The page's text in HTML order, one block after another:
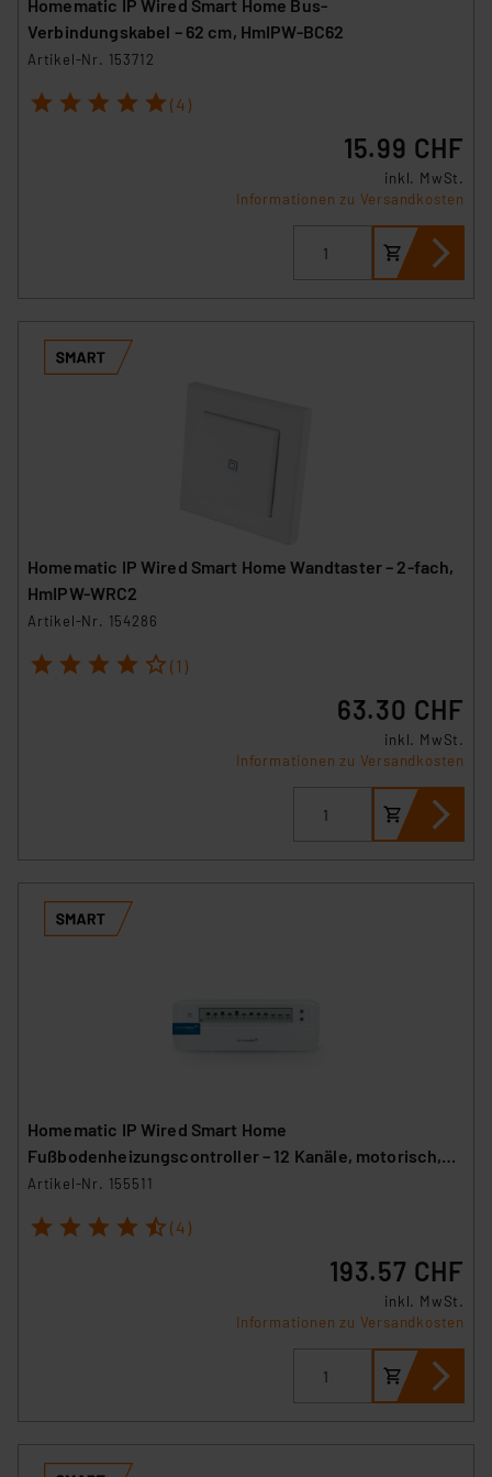
Homematic IP Wired Smart Home Bus-
Verbindungskabel – 62 cm, HmIPW-BC62
Artikel-Nr. 153712
1 2 3 4 5 (4)
15.99 CHF
inkl. MwSt.
Informationen zu Versandkosten
Homematic IP Wired Smart Home Wandtaster – 2-fach,
HmIPW-WRC2
Artikel-Nr. 154286
1 2 3 4 5 (1)
63.30 CHF
inkl. MwSt.
Informationen zu Versandkosten
Homematic IP Wired Smart Home
Fußbodenheizungscontroller – 12 Kanäle, motorisch,
HmIPW-FALMOT-C12
Artikel-Nr. 155511
1 2 3 4 5 (4)
193.57 CHF
inkl. MwSt.
Informationen zu Versandkosten